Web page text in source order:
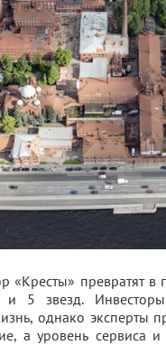
«Кресты» превратят в
и 5 звезд.
однако эксперты
а уровень сервиса